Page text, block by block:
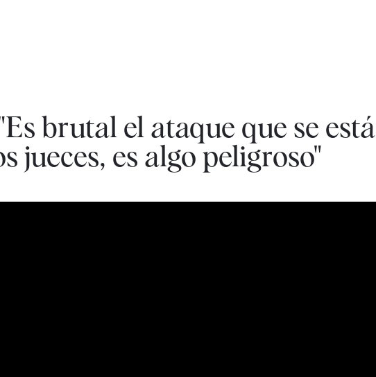
brutal el ataque que se está
jueces, es algo peligroso"